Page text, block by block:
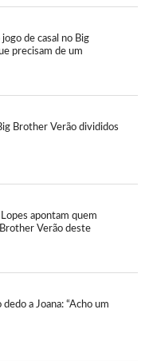
jogo de casal no Big
precisam de um
Brother Verão divididos
apontam quem
Verão deste
a Joana: “Acho um